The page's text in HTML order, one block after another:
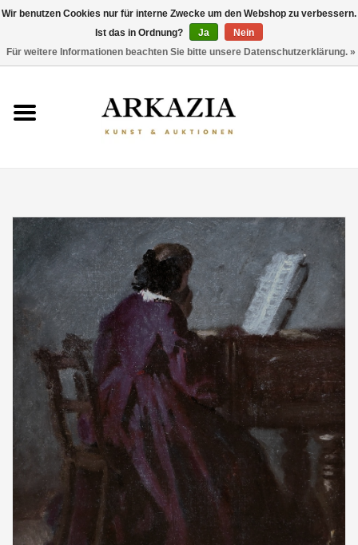
AKTUELLER KATALOG
THEMEN
ENTDECKEN
Wir benutzen Cookies nur für interne Zwecke um den Webshop zu verbessern.
Ist das in Ordnung?
Ja
Nein
Für weitere Informationen beachten Sie bitte unsere Datenschutzerklärung. »